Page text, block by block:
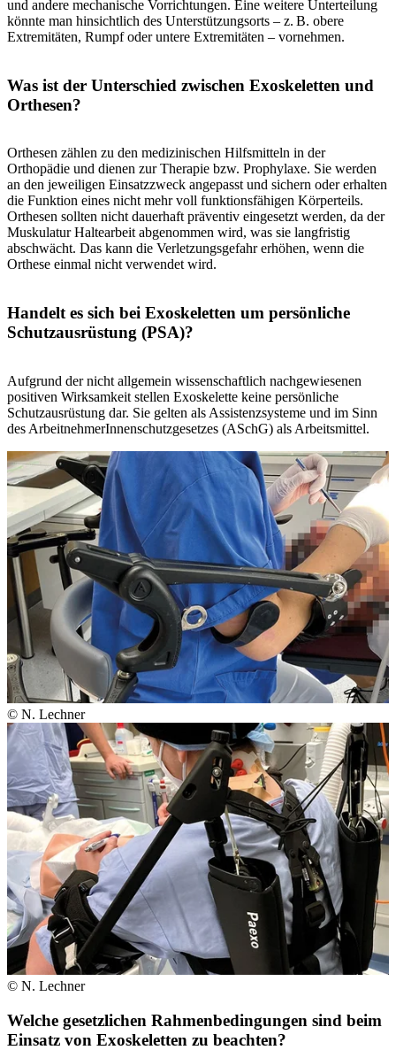
und andere mechanische Vorrichtungen. Eine weitere Unterteilung
könnte man hinsichtlich des Unterstützungsorts – z. B. obere
Extremitäten, Rumpf oder untere Extremitäten – vornehmen.
Was ist der Unterschied zwischen Exoskeletten und
Orthesen?
Orthesen zählen zu den medizinischen Hilfsmitteln in der
Orthopädie und dienen zur Therapie bzw. Prophylaxe. Sie werden
an den jeweiligen Einsatzzweck angepasst und sichern oder erhalten
die Funktion eines nicht mehr voll funktionsfähigen Körperteils.
Orthesen sollten nicht dauerhaft präventiv eingesetzt werden, da der
Muskulatur Haltearbeit abgenommen wird, was sie langfristig
abschwächt. Das kann die Verletzungsgefahr erhöhen, wenn die
Orthese einmal nicht verwendet wird.
Handelt es sich bei Exoskeletten um persönliche
Schutzausrüstung (PSA)?
Aufgrund der nicht allgemein wissenschaftlich nachgewiesenen
positiven Wirksamkeit stellen Exoskelette keine persönliche
Schutzausrüstung dar. Sie gelten als Assistenzsysteme und im Sinn
des ArbeitnehmerInnenschutzgesetzes (ASchG) als Arbeitsmittel.
© N. Lechner
© N. Lechner
Welche gesetzlichen Rahmenbedingungen sind beim
Einsatz von Exoskeletten zu beachten?